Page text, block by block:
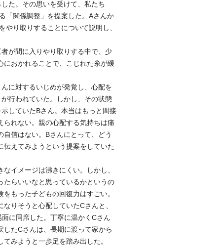
た。その思いを受けて、私たち
「関係調整」を提案した。Aさんか
やり取りすることについて説明し、
が間に入りやり取りする中で、少
におかれることで、こじれた糸が緩
に対するいじめが発覚し、心配を
行われていた。しかし、その状態
していたBさん。本当はもっと間接
られない。親の心配する気持ちは痛
信はない。Bさんにとって、どう
伝えてみようという提案をしていた
イメージは沸きにくい。しかし、
たらいいなと思っているかというの
もった子どもの回復力はすごい。
りそうと心配していたCさんと、
に同席した。丁寧に温かくCさん
たCさんは、長期に渡って家から
みようと一歩足を踏み出した。